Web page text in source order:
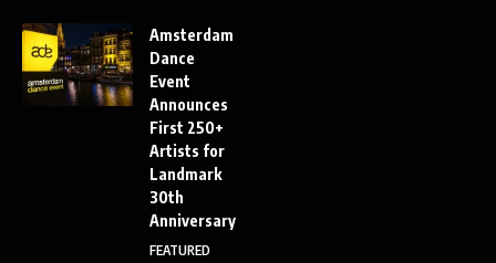
Amsterdam
Dance
Event
Announces
First 250+
Artists for
Landmark
30th
Anniversary
FEATURED